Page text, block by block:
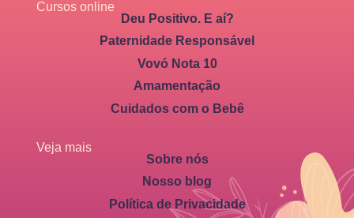
Cursos online
Deu Positivo. E aí?
Paternidade Responsável
Vovó Nota 10
Amamentação
Cuidados com o Bebê
Veja mais
Sobre nós
Nosso blog
Política de Privacidade